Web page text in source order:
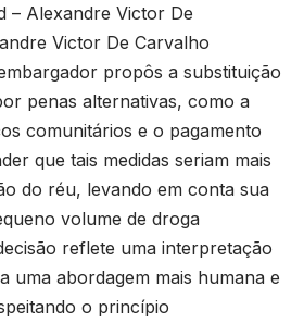
– Alexandre Victor De
Victor De Carvalho
propôs a substituição
penas alternativas, como a
comunitários e o pagamento
que tais medidas seriam mais
do réu, levando em conta sua
volume de droga
reflete uma interpretação
uma abordagem mais humana e
o princípio